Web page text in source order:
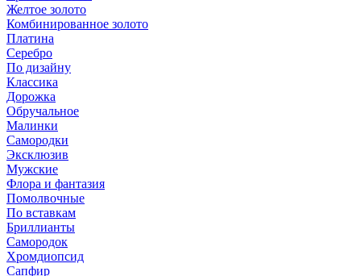
Желтое золото
Комбинированное золото
Платина
Серебро
По дизайну
Классика
Дорожка
Обручальное
Малинки
Самородки
Эксклюзив
Мужские
Флора и фантазия
Помолвочные
По вставкам
Бриллианты
Самородок
Хромдиопсид
Сапфир